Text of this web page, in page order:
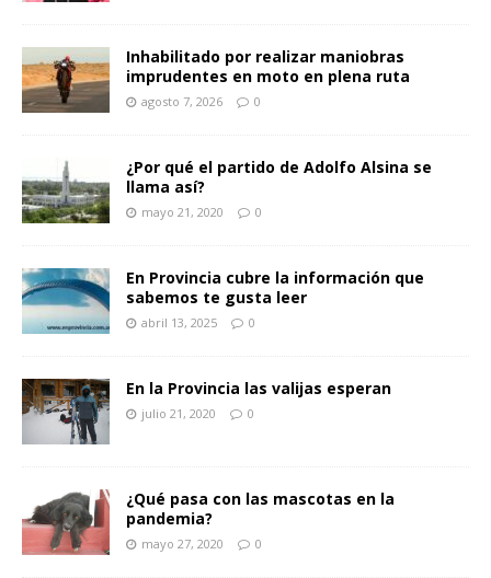
Inhabilitado por realizar maniobras
imprudentes en moto en plena ruta
agosto 7, 2026 0
¿Por qué el partido de Adolfo Alsina se
llama así?
mayo 21, 2020 0
En Provincia cubre la información que
sabemos te gusta leer
abril 13, 2025 0
En la Provincia las valijas esperan
julio 21, 2020 0
¿Qué pasa con las mascotas en la
pandemia?
mayo 27, 2020 0